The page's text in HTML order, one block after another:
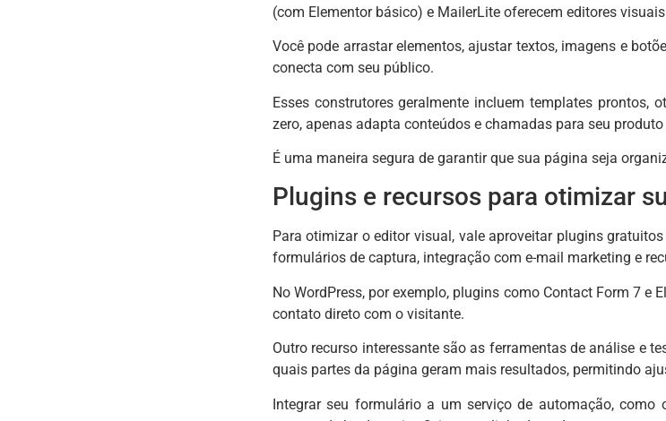
(com Elementor básico) e MailerLite oferecem editores
Você pode arrastar elementos, ajustar textos, imagens e
conecta com seu público.
Esses construtores geralmente incluem templates prontos,
zero, apenas adapta conteúdos e chamadas para seu
É uma maneira segura de garantir que sua página seja
Plugins e recursos para otimizar
Para otimizar o editor visual, vale aproveitar plugins
formulários de captura, integração com e-mail marketing e
No WordPress, por exemplo, plugins como Contact Form 7 e
contato direto com o visitante.
Outro recurso interessante são as ferramentas de análise e
quais partes da página geram mais resultados, permitindo
Integrar seu formulário a um serviço de automação, como